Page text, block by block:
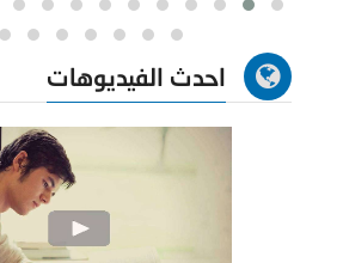
احدث الفيديوهات